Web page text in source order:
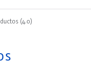
(4.0)